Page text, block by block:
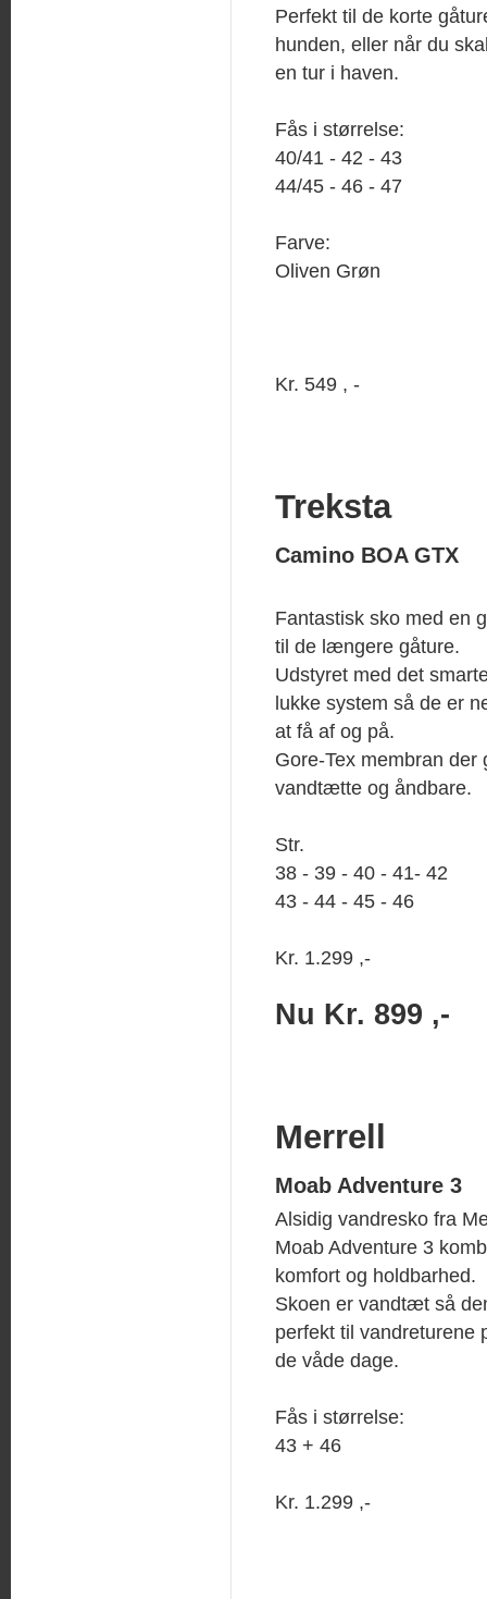
Perfekt til de korte
hunden, eller når du
en tur i haven.
Fås i størrelse:
40/41 - 42 - 43
44/45 - 46 - 47
Farve:
Oliven Grøn
Kr. 549 , -
Treksta
Camino BOA GTX
Fantastisk sko med en
til de længere gåture.
Udstyret med det
lukke system så de er
at få af og på.
Gore-Tex membran der
vandtætte og åndbare.
Str.
38 - 39 - 40 - 41- 42
43 - 44 - 45 - 46
Kr. 1.299 ,-
Nu Kr. 899 ,-
Merrell
Moab Adventure 3
Alsidig vandresko fra
Moab Adventure 3
komfort og holdbarhed.
Skoen er vandtæt så
perfekt til vandreturene
de våde dage.
Fås i størrelse:
43 + 46
Kr. 1.299 ,-